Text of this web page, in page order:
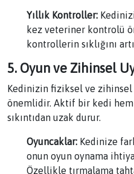
Yıllık Kontroller:
kez veteriner kontrolü
kontrollerin sıklığını
5. Oyun ve Zihinsel
Kedinizin fiziksel ve zihinsel
önemlidir. Aktif bir kedi hem
sıkıntıdan uzak durur.
Oyuncaklar: Kedinize
onun oyun oynama
Özellikle tırmalama